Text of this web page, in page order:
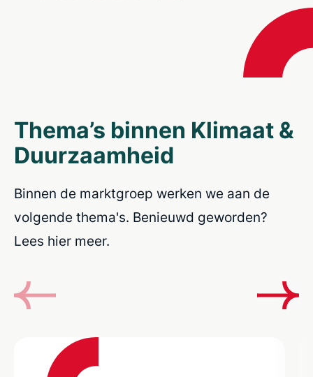
Thema’s binnen Klimaat &
Duurzaamheid
Binnen de marktgroep werken we aan de
volgende thema's. Benieuwd geworden?
Lees hier meer.